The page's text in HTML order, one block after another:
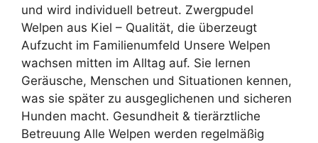
und wird individuell betreut. Zwergpudel
Welpen aus Kiel – Qualität, die überzeugt
Aufzucht im Familienumfeld Unsere Welpen
wachsen mitten im Alltag auf. Sie lernen
Geräusche, Menschen und Situationen kennen,
was sie später zu ausgeglichenen und sicheren
Hunden macht. Gesundheit & tierärztliche
Betreuung Alle Welpen werden regelmäßig